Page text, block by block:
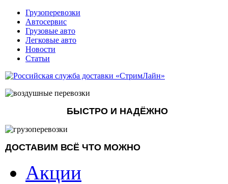
Грузоперевозки
Автосервис
Грузовые авто
Легковые авто
Новости
Статьи
БЫСТРО И НАДЁЖНО
ДОСТАВИМ ВСЁ ЧТО МОЖНО
Акции